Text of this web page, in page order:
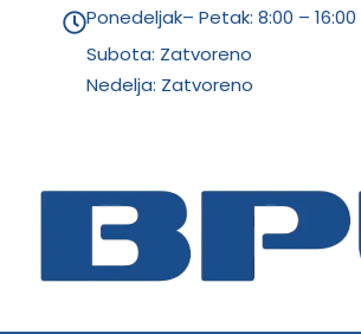
Ponedeljak– Petak: 8:00 – 16:00
Subota: Zatvoreno
Nedelja: Zatvoreno